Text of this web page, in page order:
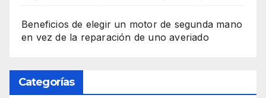
Beneficios de elegir un motor de segunda mano
en vez de la reparación de uno averiado
Categorías